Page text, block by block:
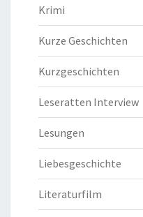
Krimi
Kurze Geschichten
Kurzgeschichten
Leseratten Interview
Lesungen
Liebesgeschichte
Literaturfilm